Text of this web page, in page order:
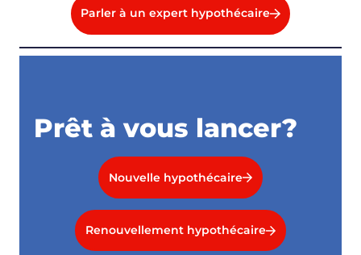
Parler à un expert hypothécaire
Prêt à vous lancer?
Nouvelle hypothécaire
Renouvellement hypothécaire